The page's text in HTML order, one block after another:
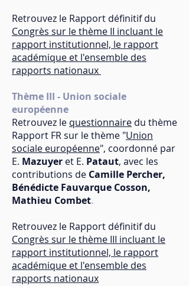
Retrouvez le Rapport définitif du
Congrès sur le thème II incluant le
rapport institutionnel, le rapport
académique et l'ensemble des
rapports nationaux
Thème III - Union sociale
européenne
Retrouvez le questionnaire du thème
Rapport FR sur le thème "Union
sociale européenne", coordonné par
E. Mazuyer et E. Pataut, avec les
contributions de Camille Percher,
Bénédicte Fauvarque Cosson,
Mathieu Combet.
Retrouvez le Rapport définitif du
Congrès sur le thème III incluant le
rapport institutionnel, le rapport
académique et l'ensemble des
rapports nationaux